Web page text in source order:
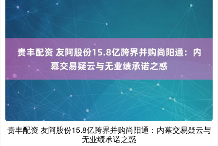
贵丰配资 友阿股份15.8亿跨界并购尚阳通：内幕交易疑云与
无业绩承诺之惑